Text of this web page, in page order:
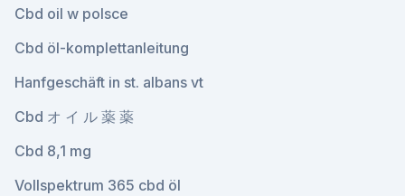
Cbd oil w polsce
Cbd öl-komplettanleitung
Hanfgeschäft in st. albans vt
Cbd オ イ ル 薬 薬
Cbd 8,1 mg
Vollspektrum 365 cbd öl